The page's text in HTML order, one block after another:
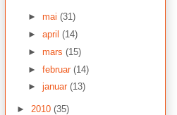
► mai (31)
► april (14)
► mars (15)
► februar (14)
► januar (13)
► 2010 (35)